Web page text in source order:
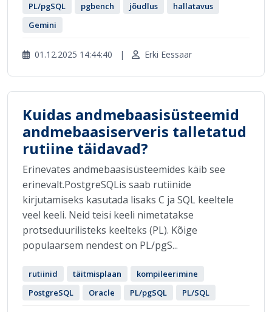
PL/pgSQL
pgbench jõudlus
hallatavus
Gemini
01.12.2025 14:44:40 | Erki Eessaar
Kuidas andmebaasisüsteemid
andmebaasiserveris talletatud
rutiine täidavad?
Erinevates andmebaasisüsteemides käib see
erinevalt.PostgreSQLis saab rutiinide
kirjutamiseks kasutada lisaks C ja SQL keeltele
veel keeli. Neid teisi keeli nimetatakse
protseduurilisteks keelteks (PL). Kõige
populaarsem nendest on PL/pgS...
rutiinid täitmisplaan
kompileerimine
PostgreSQL
Oracle PL/pgSQL PL/SQL